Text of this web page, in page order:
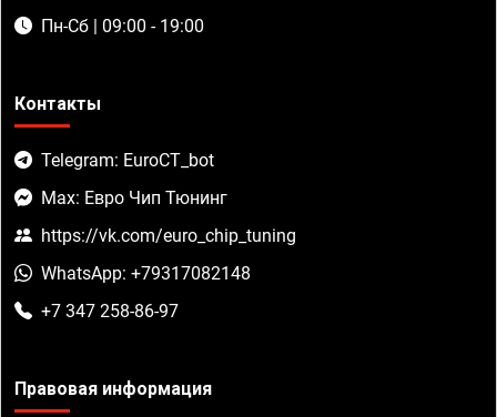
Пн-Сб | 09:00 - 19:00
Контакты
Telegram: EuroCT_bot
Max: Евро Чип Тюнинг
https://vk.com/euro_chip_tuning
WhatsApp: +79317082148
+7 347 258-86-97
Правовая информация